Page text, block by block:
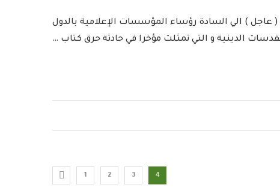
( عاجل ) الي السادة رؤساء المؤسسات الإعلامية بالدول
الدينية و التي تمثلت مؤخرا في حادثة حرق كتاب …
1 2 3 4